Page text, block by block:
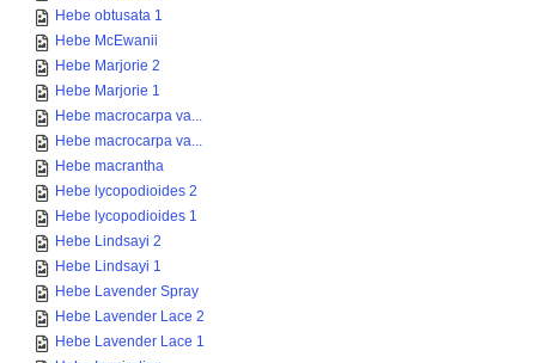
Hebe obtusata 1
Hebe McEwanii
Hebe Marjorie 2
Hebe Marjorie 1
Hebe macrocarpa va...
Hebe macrocarpa va...
Hebe macrantha
Hebe lycopodioides 2
Hebe lycopodioides 1
Hebe Lindsayi 2
Hebe Lindsayi 1
Hebe Lavender Spray
Hebe Lavender Lace 2
Hebe Lavender Lace 1